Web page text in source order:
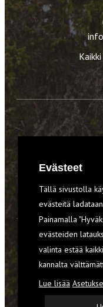
Evästeet
Tällä sivustolla
evästeitä
Painamalla
evästeiden
valinta estää
kannalta
Lue lisää